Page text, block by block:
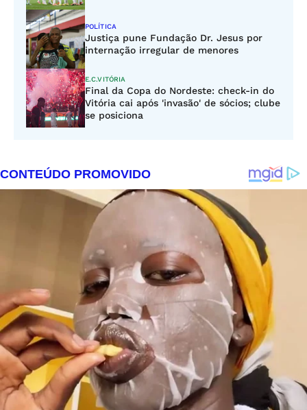
POLÍTICA
Justiça pune Fundação Dr. Jesus por
internação irregular de menores
E.C.VITÓRIA
Final da Copa do Nordeste: check-in do
Vitória cai após 'invasão' de sócios; clube
se posiciona